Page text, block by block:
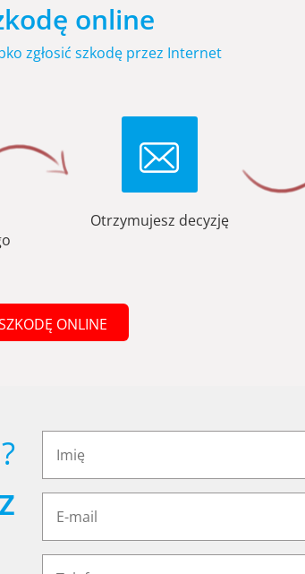
online
zgłosić szkodę przez Internet
Otrzymujesz decyzję
ONLINE